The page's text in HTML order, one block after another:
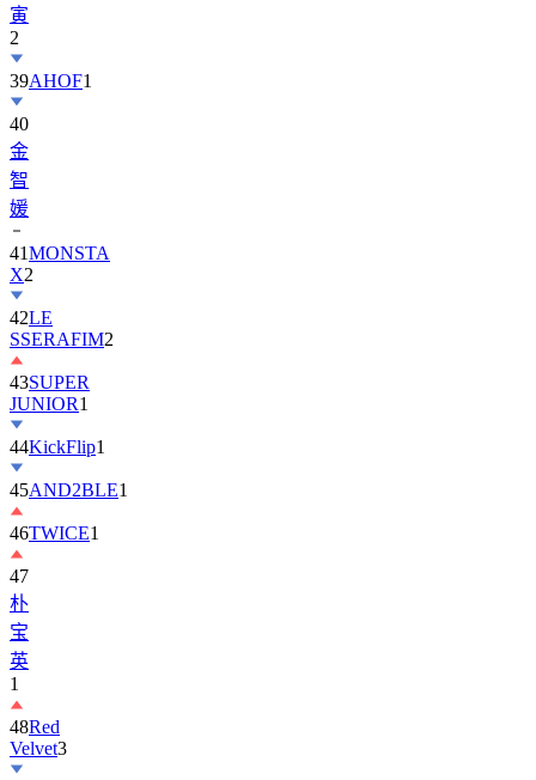
寅
2
39AHOF1
40
金
智
媛
41MONSTA
X2
42LE
SSERAFIM2
43SUPER
JUNIOR1
44KickFlip1
45AND2BLE1
46TWICE1
47
朴
宝
英
1
48Red
Velvet3